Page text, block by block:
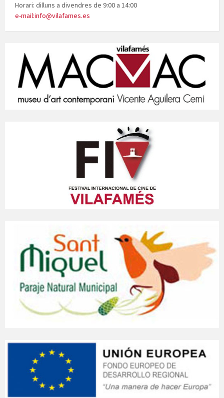
Horari: dilluns a divendres de 9:00 a 14:00
e-mail:info@vilafames.es